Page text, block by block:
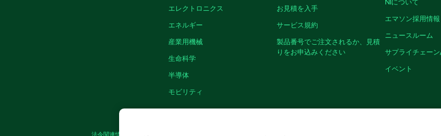
エレクトロニクス
エネルギー
産業用機械
生命科学
半導体
モビリティ
お見積を入手
サービス規約
製品番号でご注文されるか、見積
りをお申込みください
エマソン採用情報
ニュースルーム
サプライチェー
イベント
法令関連情報 IMPRINT